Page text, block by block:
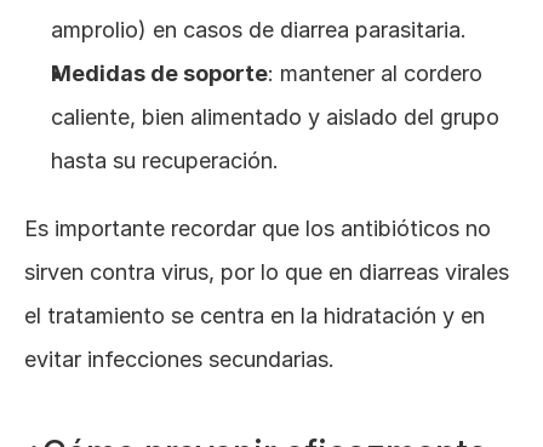
amprolio) en casos de diarrea parasitaria.
Medidas de soporte: mantener al cordero
caliente, bien alimentado y aislado del grupo
hasta su recuperación.
Es importante recordar que los antibióticos no
sirven contra virus, por lo que en diarreas virales
el tratamiento se centra en la hidratación y en
evitar infecciones secundarias.